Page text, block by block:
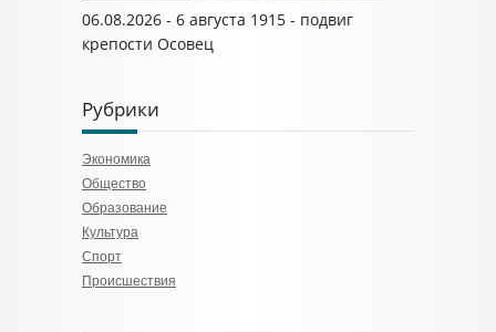
06.08.2026 - 6 августа 1915 - подвиг
крепости Осовец
Рубрики
Экономика
Общество
Образование
Культура
Спорт
Происшествия